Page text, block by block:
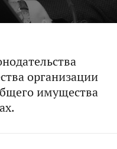
организации
имущества